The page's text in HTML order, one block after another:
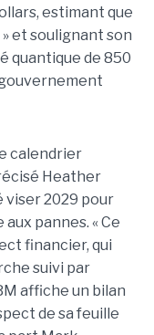
estimant que
» et soulignant son
quantique de 850
calendrier
Heather
viser 2029 pour
pannes. « Ce
financier, qui
suivi par
affiche un bilan
de sa feuille